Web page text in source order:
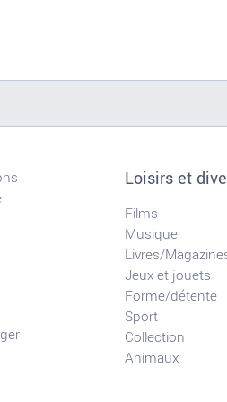
Loisirs et
Films
Musique
Livres/
Jeux et jouets
Forme/détente
Sport
Collection
Animaux